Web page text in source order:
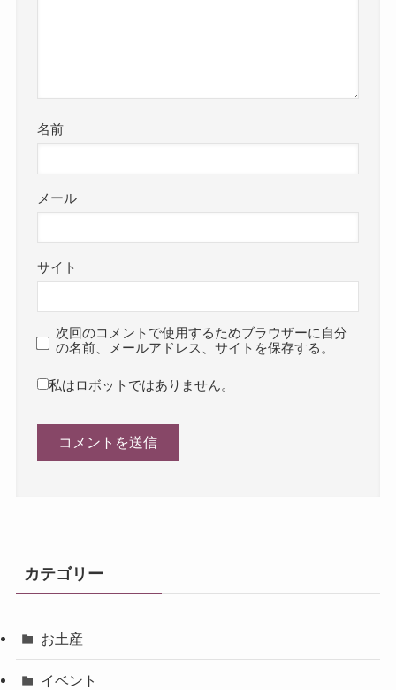
名前
メール
サイト
次回のコメントで使用するためブラウザーに自分
の名前、メールアドレス、サイトを保存する。
私はロボットではありません。
カテゴリー
お土産
イベント